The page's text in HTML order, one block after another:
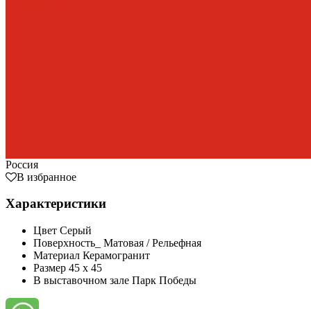
Россия
В избранное
Характеристики
Цвет Серый
Поверхность_
Матовая / Рельефная
Материал Керамогранит
Размер 45 x 45
В выставочном зале Парк Победы